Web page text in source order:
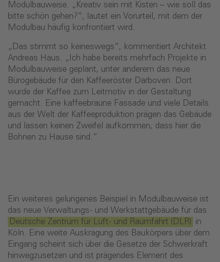
Modulbauweise. „Kreativ sein mit Kisten – wie soll das
bitte schön gehen?“, lautet ein Vorurteil, mit dem der
Modulbau häufig konfrontiert wird.
„Das stimmt so keineswegs“, kommentiert Architekt
Andreas Haus. „Ich habe bereits mehrfach Projekte in
Modulbauweise geplant, unter anderem das neue
Bürogebäude für den Kaffeeröster Darboven. Dort
wurde der Kaffee zum Leitmotiv in der Gestaltung
gemacht. Eine kaffeebraune Fassade und viele Details
aus der Welt der Kaffeeproduktion prägen das Gebäude
und lassen keinen Zweifel aufkommen, dass hier die
Bohnen zu Hause sind.“
Ein weiteres gelungenes Beispiel in Modulbauweise ist
das neue Verwaltungs- und Werkstattgebäude für das
Deutsche Zentrum für Luft- und Raumfahrt (DLR) in
Köln. Eine weite Auskragung des Baukörpers über dem
Eingang scheint sich über die Gesetze der Schwerkraft
hinwegzusetzen und ist prägendes Element des